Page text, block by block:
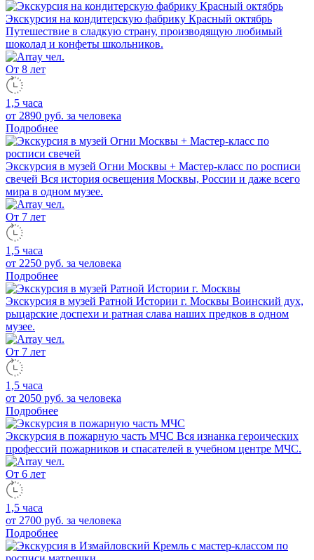
Экскурсия на кондитерскую фабрику Красный октябрь
Путешествие в сладкую страну, производящую любимый
шоколад и конфеты школьников.
От 8 лет
1,5 часа
от 2890 руб. за человека
Подробнее
Экскурсия в музей Огни Москвы + Мастер-класс по росписи
свечей Вся история освещения Москвы, России и даже всего
мира в одном музее.
От 7 лет
1,5 часа
от 2250 руб. за человека
Подробнее
Экскурсия в музей Ратной Истории г. Москвы Воинский дух,
рыцарские доспехи и ратная слава наших предков в одном
музее.
От 7 лет
1,5 часа
от 2050 руб. за человека
Подробнее
Экскурсия в пожарную часть МЧС Вся изнанка героических
профессий пожарников и спасателей в учебном центре МЧС.
От 6 лет
1,5 часа
от 2700 руб. за человека
Подробнее